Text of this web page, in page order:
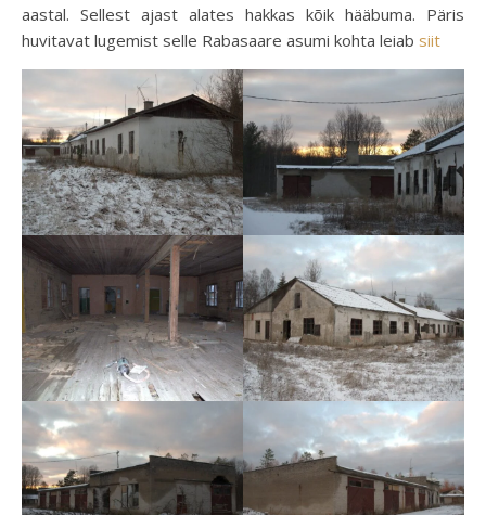
aastal. Sellest ajast alates hakkas kõik hääbuma. Päris
huvitavat lugemist selle Rabasaare asumi kohta leiab siit